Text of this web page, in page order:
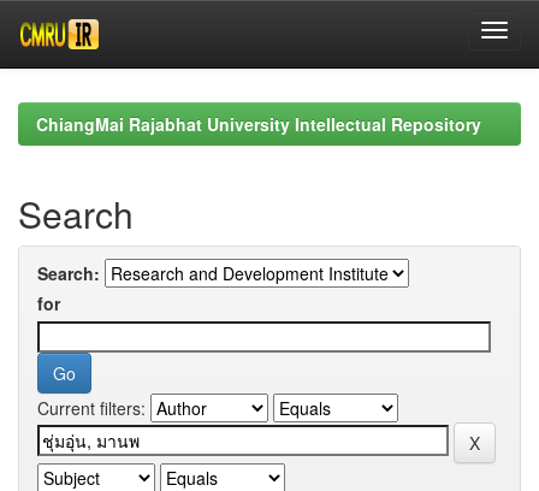
navigationChiangMai Rajabhat University Intellectual Repository
Search
Search:
for
Current filters: